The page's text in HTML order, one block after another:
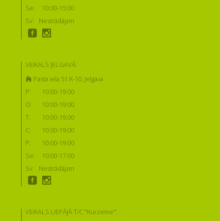
Se:
10:00-15:00
Sv:
Nestrādājam
VEIKALS JELGAVĀ:
Pasta iela 51 K-10, Jelgava
P:
10:00-19:00
O:
10:00-19:00
T:
10:00-19:00
C:
10:00-19:00
P:
10:00-19:00
Se:
10:00-17:00
Sv:
Nestrādājam
VEIKALS LIEPĀJĀ T/C "Kurzeme":